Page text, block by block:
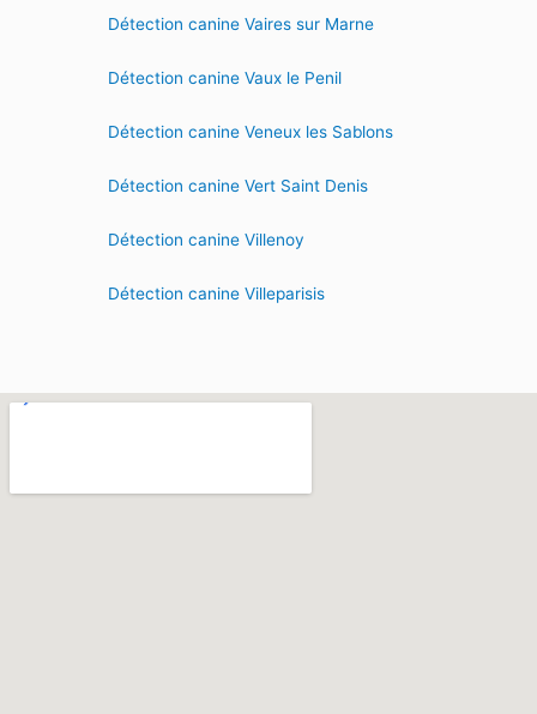
Détection canine Vaires sur Marne
Détection canine Vaux le Penil
Détection canine Veneux les Sablons
Détection canine Vert Saint Denis
Détection canine Villenoy
Détection canine Villeparisis